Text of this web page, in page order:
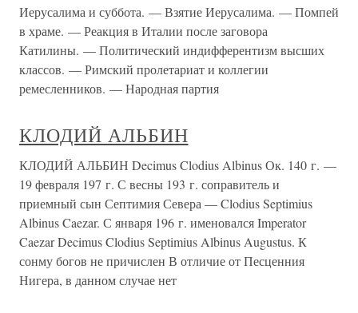
Иерусалима и суббота. — Взятие Иерусалима. — Помпей
в храме. — Реакция в Италии после заговора
Катилины. — Политический индифферентизм высших
классов. — Римский пролетариат и коллегии
ремесленников. — Народная партия
КЛОДИЙ АЛЬБИН
КЛОДИЙ АЛЬБИН Decimus Clodius Albinus Ок. 140 г. —
19 февраля 197 г. С весны 193 г. соправитель и
приемный сын Септимия Севера — Clodius Septimius
Albinus Caezar. С января 196 г. именовался Imperator
Caezar Decimus Clodius Septimius Albinus Augustus. К
сонму богов не причислен В отличие от Песценния
Нигера, в данном случае нет